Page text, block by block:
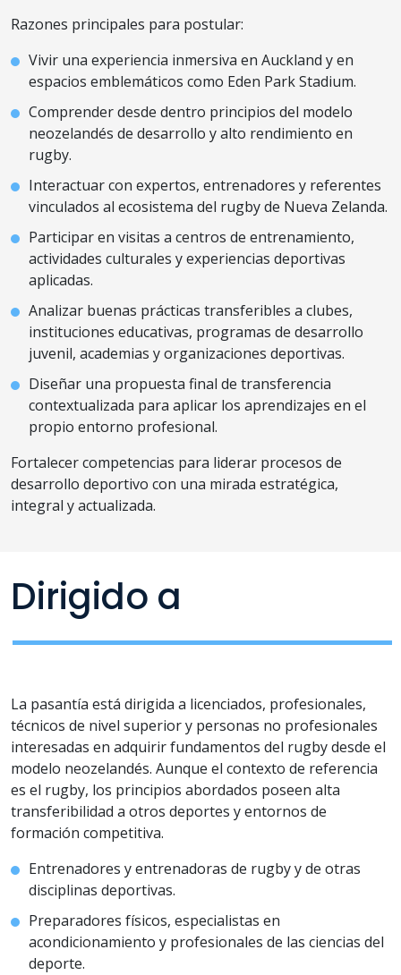
Razones principales para postular:
Vivir una experiencia inmersiva en Auckland y en
espacios emblemáticos como Eden Park Stadium.
Comprender desde dentro principios del modelo
neozelandés de desarrollo y alto rendimiento en
rugby.
Interactuar con expertos, entrenadores y referentes
vinculados al ecosistema del rugby de Nueva Zelanda.
Participar en visitas a centros de entrenamiento,
actividades culturales y experiencias deportivas
aplicadas.
Analizar buenas prácticas transferibles a clubes,
instituciones educativas, programas de desarrollo
juvenil, academias y organizaciones deportivas.
Diseñar una propuesta final de transferencia
contextualizada para aplicar los aprendizajes en el
propio entorno profesional.
Fortalecer competencias para liderar procesos de
desarrollo deportivo con una mirada estratégica,
integral y actualizada.
La pasantía está dirigida a licenciados, profesionales,
técnicos de nivel superior y personas no profesionales
interesadas en adquirir fundamentos del rugby desde el
modelo neozelandés. Aunque el contexto de referencia
es el rugby, los principios abordados poseen alta
transferibilidad a otros deportes y entornos de
formación competitiva.
Entrenadores y entrenadoras de rugby y de otras
disciplinas deportivas.
Preparadores físicos, especialistas en
acondicionamiento y profesionales de las ciencias del
deporte.
Dirigido a